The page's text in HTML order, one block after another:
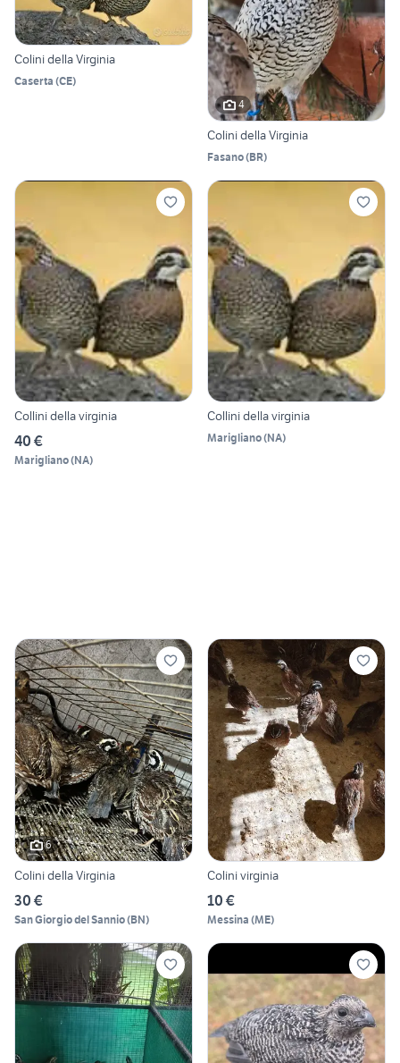
Colini della Virginia
Caserta (CE)
4
Colini della Virginia
Fasano(BR)
Collini della virginia
40 €
Marigliano(NA)
Collini della virginia
Marigliano(NA)
6
Colini della Virginia
30 €
San Giorgio del Sannio(BN)
Colini virginia
10 €
Messina (ME)